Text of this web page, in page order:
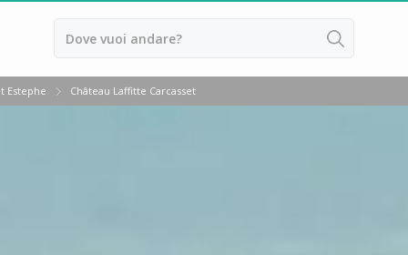
Estephe Château Laffitte Carcasset